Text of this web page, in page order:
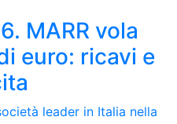
MARR vola
euro: ricavi e
leader in Italia nella